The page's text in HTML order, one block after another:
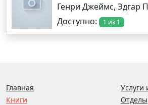
Генри Джеймс, Эдгар
Доступно:
1 из 1
Главная
Книги
Услуги
Отделы